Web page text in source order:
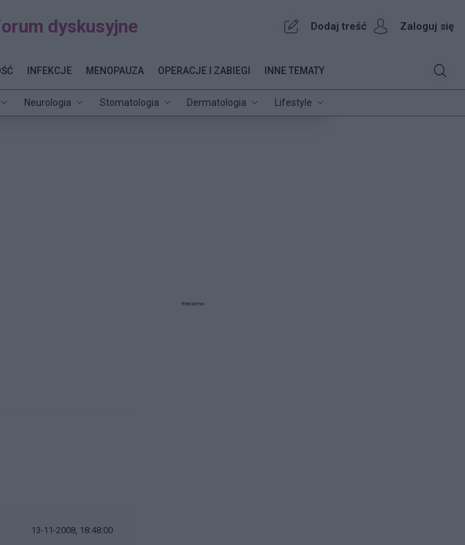
dyskusyjne Dodaj treść Zaloguj się
Neurologia Stomatologia Dermatologia Lifestyle
INFEKCJE MENOPAUZA OPERACJE I ZABIEGI INNE TEMATY
13-11-2008, 18:48:00
Reklama: